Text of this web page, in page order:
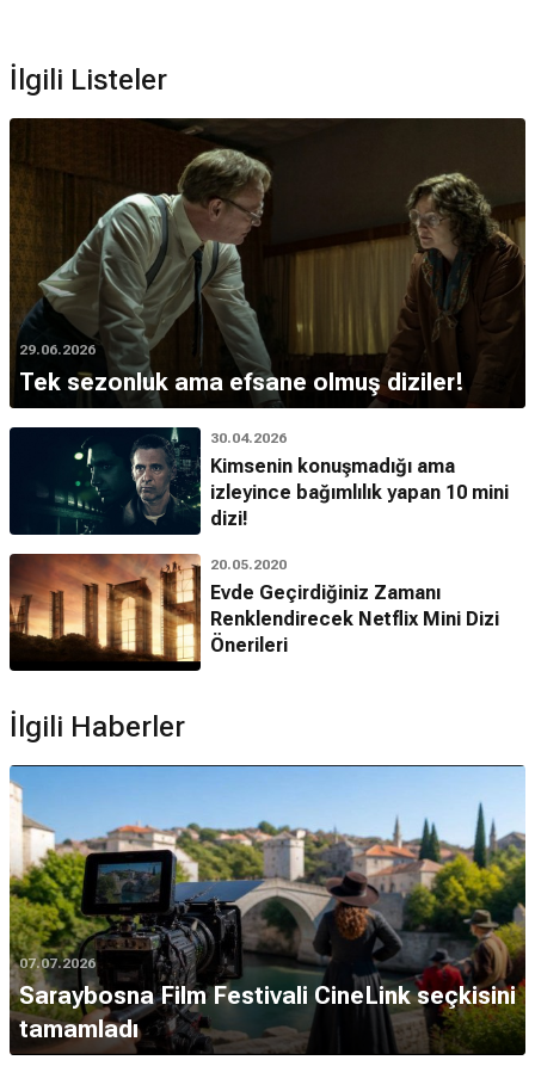
İlgili Listeler
29.06.2026
Tek sezonluk ama efsane olmuş diziler!
30.04.2026
Kimsenin konuşmadığı ama
izleyince bağımlılık yapan 10 mini
dizi!
20.05.2020
Evde Geçirdiğiniz Zamanı
Renklendirecek Netflix Mini Dizi
Önerileri
İlgili Haberler
07.07.2026
Saraybosna Film Festivali CineLink seçkisini
tamamladı